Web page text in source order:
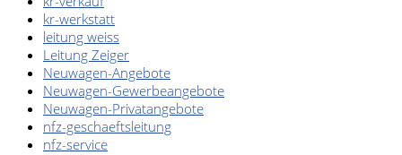
Skoda
Unternehmen
Wartung&Inspektion
/
kr-werkstatt
leitung weiss
Leitung Zeiger
Neuwagen-Angebote
Neuwagen-Gewerbeangebote
Neuwagen-Privatangebote
nfz-geschaeftsleitung
nfz-service